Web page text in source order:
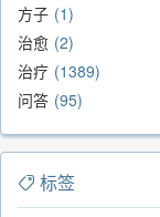
方子 1
治愈 2
治疗 1389
问答 95
标签